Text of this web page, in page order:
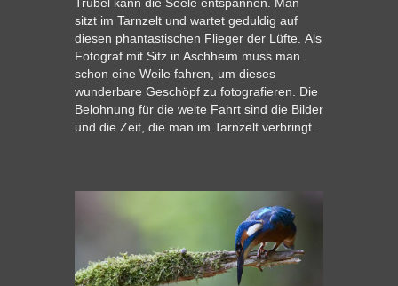
Trubel kann die Seele entspannen. Man
sitzt im Tarnzelt und wartet geduldig auf
diesen phantastischen Flieger der Lüfte. Als
Fotograf mit Sitz in Aschheim muss man
schon eine Weile fahren, um dieses
wunderbare Geschöpf zu fotografieren. Die
Belohnung für die weite Fahrt sind die Bilder
und die Zeit, die man im Tarnzelt verbringt.